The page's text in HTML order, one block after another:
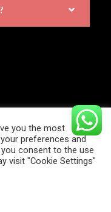
you the most
preferences and
you consent to the use
visit "Cookie Settings"